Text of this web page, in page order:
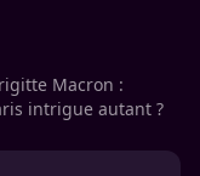
Macron :
intrigue autant ?